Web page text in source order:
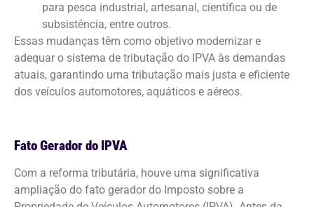
para pesca industrial, artesanal, científica ou de
subsistência, entre outros.
Essas mudanças têm como objetivo modernizar e
adequar o sistema de tributação do IPVA às demandas
atuais, garantindo uma tributação mais justa e eficiente
dos veículos automotores, aquáticos e aéreos.
Fato Gerador do IPVA
Com a reforma tributária, houve uma significativa
ampliação do fato gerador do Imposto sobre a